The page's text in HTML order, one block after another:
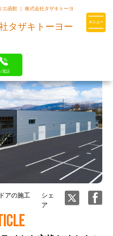
厳しい基準を
エ函館 ｜ 株式会社タザキトーヨ
タザキトーヨー
電話
アの施工
シェ
ア